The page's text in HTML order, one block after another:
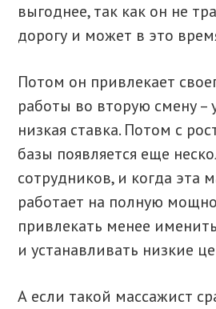
выгоднее, так как он не
дорогу и может в это
Потом он привлекает
работы во вторую смену –
низкая ставка. Потом с
базы появляется еще
сотрудников, и когда эта
работает на полную
привлекать менее
и устанавливать низкие
А если такой массажист